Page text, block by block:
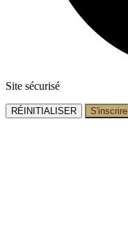
Site sécurisé
RÉINITIALISER S'inscrire